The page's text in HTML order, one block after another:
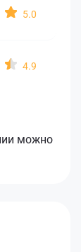
5.0
4.9
можно